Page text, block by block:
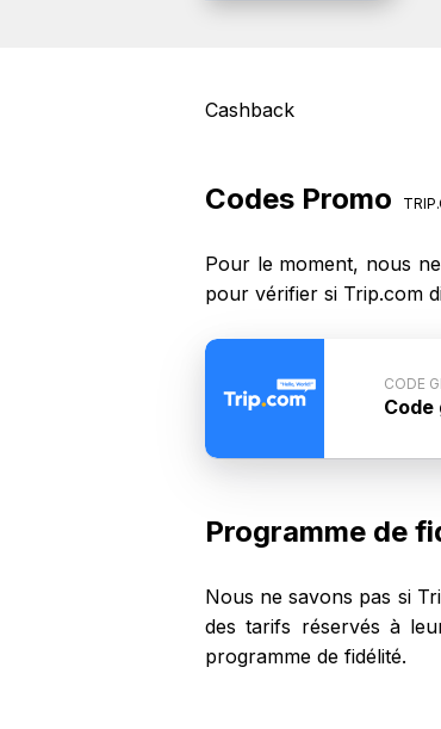
Cashback
Codes Promo
Pour le moment, nous
pour vérifier si Trip.com
CODE
n'est
Programme de
Nous ne savons pas si
des tarifs réservés à
programme de fidélité.